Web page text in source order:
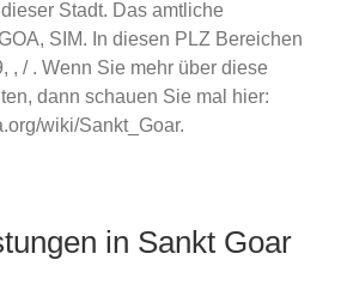
Stadt. Das amtliche
SIM. In diesen PLZ Bereichen
, / . Wenn Sie mehr über diese
dann schauen Sie mal hier:
wiki/Sankt_Goar.
in Sankt Goar